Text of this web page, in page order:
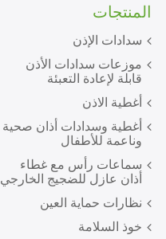
المنتجات
سدادات الإذن
موزعات سدادات الأذن
قابلة لإعادة التعبئة
أغطية الاذن
أغطية وسدادات أذان صحية
وناعمة للأطفال
سماعات رأس مع غطاء
أذان عازل للضجيج الخارجي
نظارات حماية العين
خوذ السلامة